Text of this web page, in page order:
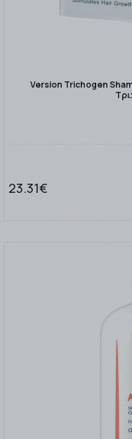
Version Trichogen
23.31€